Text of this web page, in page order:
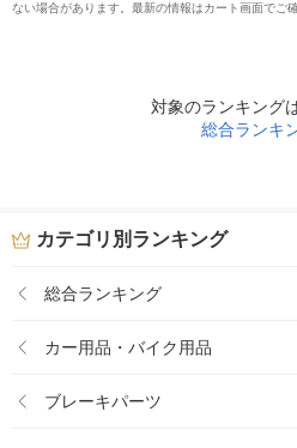
ない場合があります。最新の情報はカート画面でご
対象のランキング
総合ランキ
カテゴリ別ランキング
総合ランキング
カー用品・バイク用品
ブレーキパーツ